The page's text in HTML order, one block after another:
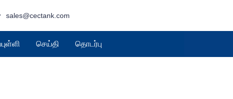
sales@cectank.com
செய்தி தொடர்பு